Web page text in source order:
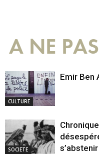
A NE
CULTURE
Emir Ben
SOCIETE
s’abstenir